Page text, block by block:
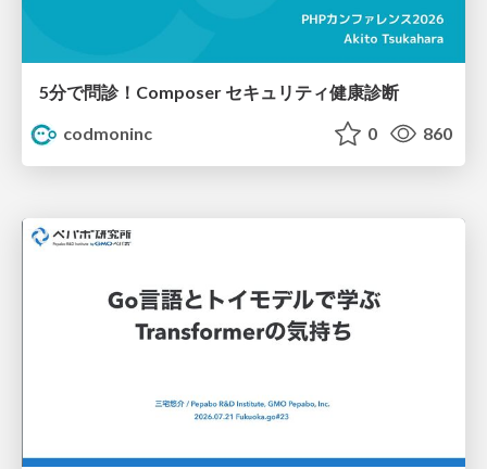
5分で問診！Composer セキュリティ健康診断
codmoninc
0 860